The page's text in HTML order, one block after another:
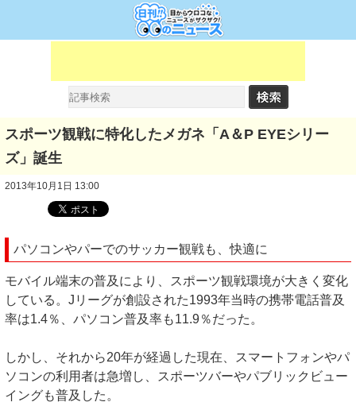
スポーツ観戦に特化したメガネ「A＆P EYEシリー
ズ」誕生
2013年10月1日 13:00
パソコンやパーでのサッカー観戦も、快適に
モバイル端末の普及により、スポーツ観戦環境が大きく変化
している。Jリーグが創設された1993年当時の携帯電話普及
率は1.4％、パソコン普及率も11.9％だった。
しかし、それから20年が経過した現在、スマートフォンやパ
ソコンの利用者は急増し、スポーツバーやパブリックビュー
イングも普及した。